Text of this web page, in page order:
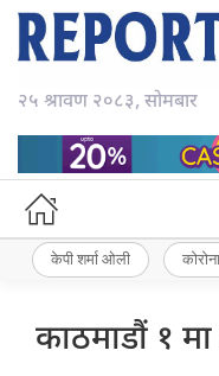
२५ श्रावण २०८३, सोमबार
केपी शर्मा ओली
काठमाडौं १